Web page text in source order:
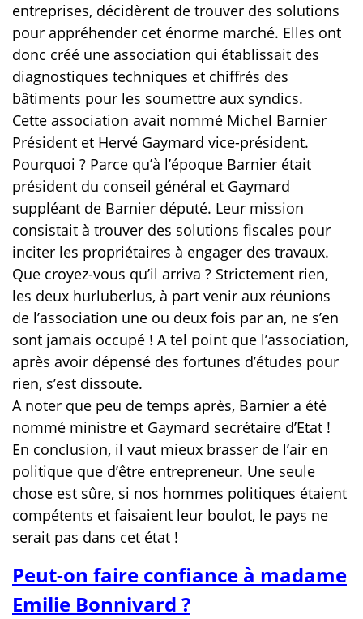
entreprises, décidèrent de trouver des solutions
pour appréhender cet énorme marché. Elles ont
donc créé une association qui établissait des
diagnostiques techniques et chiffrés des
bâtiments pour les soumettre aux syndics.
Cette association avait nommé Michel Barnier
Président et Hervé Gaymard vice-président.
Pourquoi ? Parce qu’à l’époque Barnier était
président du conseil général et Gaymard
suppléant de Barnier député. Leur mission
consistait à trouver des solutions fiscales pour
inciter les propriétaires à engager des travaux.
Que croyez-vous qu’il arriva ? Strictement rien,
les deux hurluberlus, à part venir aux réunions
de l’association une ou deux fois par an, ne s’en
sont jamais occupé ! A tel point que l’association,
après avoir dépensé des fortunes d’études pour
rien, s’est dissoute.
A noter que peu de temps après, Barnier a été
nommé ministre et Gaymard secrétaire d’Etat !
En conclusion, il vaut mieux brasser de l’air en
politique que d’être entrepreneur. Une seule
chose est sûre, si nos hommes politiques étaient
compétents et faisaient leur boulot, le pays ne
serait pas dans cet état !
Peut-on faire confiance à madame
Emilie Bonnivard ?